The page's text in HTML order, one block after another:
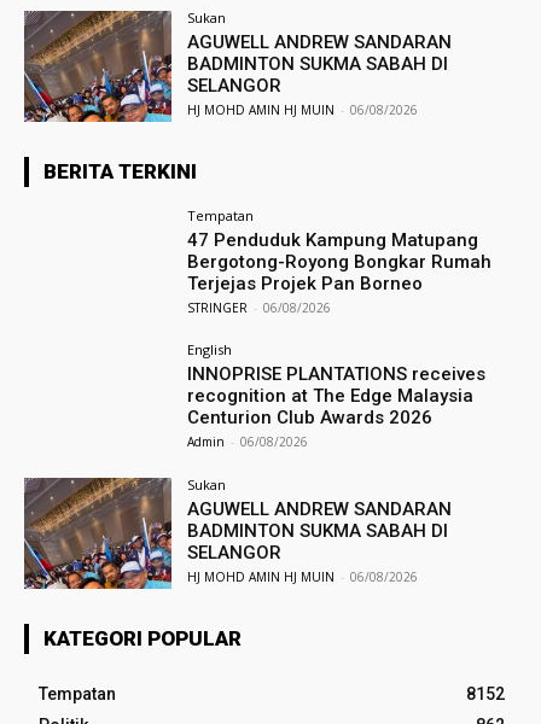
Sukan
AGUWELL ANDREW SANDARAN
BADMINTON SUKMA SABAH DI
SELANGOR
HJ MOHD AMIN HJ MUIN - 06/08/2026
BERITA TERKINI
Tempatan
47 Penduduk Kampung Matupang
Bergotong-Royong Bongkar Rumah
Terjejas Projek Pan Borneo
STRINGER - 06/08/2026
English
INNOPRISE PLANTATIONS receives
recognition at The Edge Malaysia
Centurion Club Awards 2026
Admin - 06/08/2026
Sukan
AGUWELL ANDREW SANDARAN
BADMINTON SUKMA SABAH DI
SELANGOR
HJ MOHD AMIN HJ MUIN - 06/08/2026
KATEGORI POPULAR
Tempatan
8152